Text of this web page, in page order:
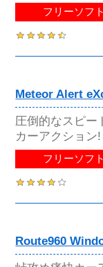
フリーソフト
Meteor Alert
圧倒的なスピー
カーアクション!
フリーソフト
Route960